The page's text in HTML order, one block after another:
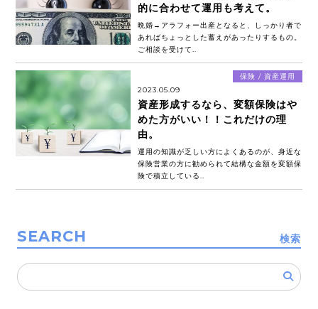
的に合わせて運用も考えて。
晩婚→アラフォー出産となると、しっかり者で
あればちょっとした蓄えがあったりするもの。
ご相談を受けて..
保険 / 資産運用
2023.05.09
資産形成するなら、変額保険はや
めた方がいい！！これだけの理
由。
運用の知識が乏しい方によくあるのが、身近な
保険営業の方に勧められて結構な金額を変額保
険で積立している..
SEARCH 検索
検
索: